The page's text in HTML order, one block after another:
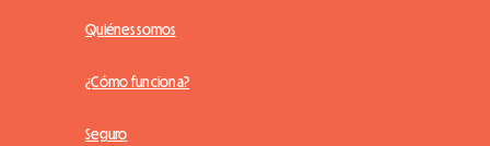
Quiénes somos
¿Cómo funciona?
Seguro